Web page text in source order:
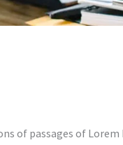
of passages of